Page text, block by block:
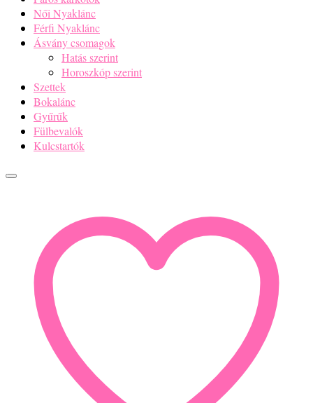
Női Nyaklánc
Férfi Nyaklánc
Ásvány csomagok
Hatás szerint
Horoszkóp szerint
Szettek
Bokalánc
Gyűrűk
Fülbevalók
Kulcstartók